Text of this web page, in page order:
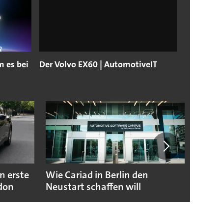
es bei
Der Volvo EX60 | AutomotiveIT
erste
Wie Cariad in Berlin den
Neustart schaffen will